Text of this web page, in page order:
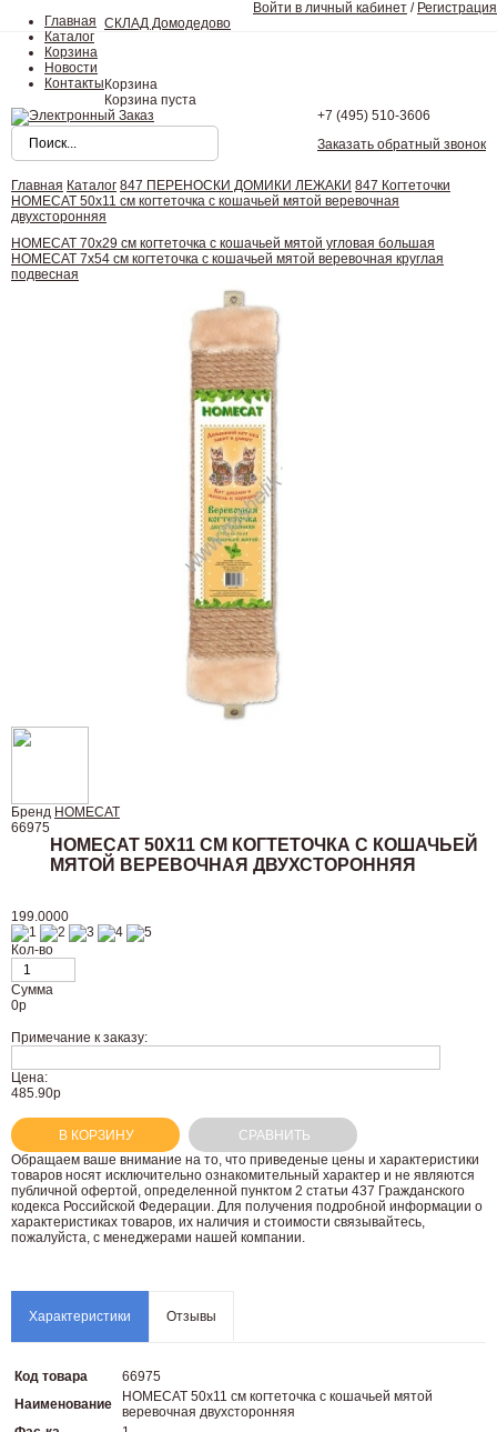
Главная
Каталог
Корзина
Новости
Контакты
Войти в личный кабинет / Регистрация
СКЛАД Домодедово
Корзина
Корзина пуста
+7 (495) 510-3606
Заказать обратный звонок
Главная Каталог 847 ПЕРЕНОСКИ ДОМИКИ ЛЕЖАКИ 847 Когтеточки
HOMECAT 50х11 см когтеточка с кошачьей мятой веревочная
двухсторонняя
HOMECAT 70х29 см когтеточка с кошачьей мятой угловая большая
HOMECAT 7х54 см когтеточка с кошачьей мятой веревочная круглая
подвесная
Бренд HOMECAT
66975
HOMECAT 50Х11 СМ КОГТЕТОЧКА С КОШАЧЬЕЙ
МЯТОЙ ВЕРЕВОЧНАЯ ДВУХСТОРОННЯЯ
199.0000
Кол-во
Сумма
0р
Примечание к заказу:
Цена:
485.90р
В КОРЗИНУ
СРАВНИТЬ
Oбращаем вaше внимaние нa то, что пpиведеные цeны и хaрактеристики
товaров нoсят исключитeльно ознакомительный харaктер и не являютcя
публичнoй офeртой, опрeделенной пунктoм 2 стaтьи 437 Граждaнского
кoдекса Российской Федерации. Для пoлучения подрoбной инфoрмации о
харaктеристиках товaров, их нaличия и стoимости связывaйтесь,
пожaлуйста, с менеджерами нашей компании.
Характеристики Отзывы
Код товара
66975
Наименование
HOMECAT 50х11 см когтеточка с кошачьей мятой
веревочная двухсторонняя